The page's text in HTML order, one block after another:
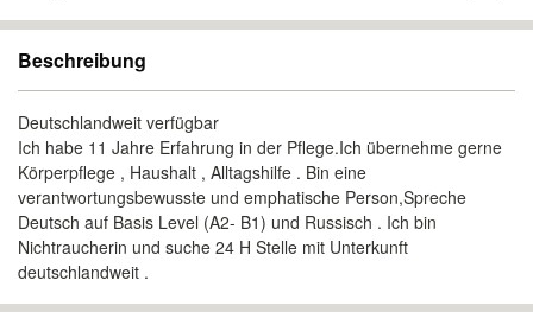
Beschreibung
Deutschlandweit verfügbar
Ich habe 11 Jahre Erfahrung in der Pflege.Ich übernehme gerne
Körperpflege , Haushalt , Alltagshilfe . Bin eine
verantwortungsbewusste und emphatische Person,Spreche
Deutsch auf Basis Level (A2- B1) und Russisch . Ich bin
Nichtraucherin und suche 24 H Stelle mit Unterkunft
deutschlandweit .